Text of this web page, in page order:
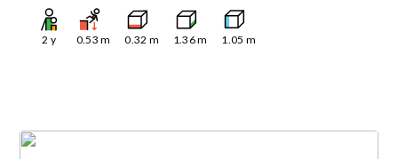
2 y 0.53 m 0.32 m 1.36m 1.05 m